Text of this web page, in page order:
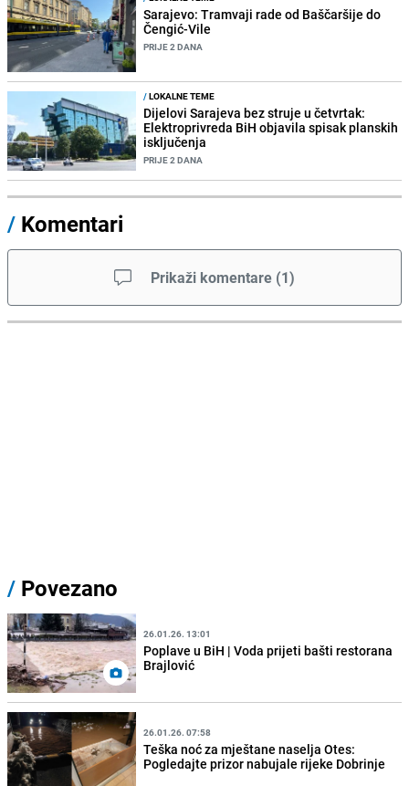
Sarajevo: Tramvaji rade od Baščaršije do
Čengić-Vile
PRIJE 2 DANA
/LOKALNE TEME
Dijelovi Sarajeva bez struje u četvrtak:
Elektroprivreda BiH objavila spisak planskih
isključenja
PRIJE 2 DANA
/ Komentari
Prikaži komentare (1)
/ Povezano
26.01.26. 13:01
Poplave u BiH | Voda prijeti bašti restorana
Brajlović
26.01.26. 07:58
Teška noć za mještane naselja Otes:
Pogledajte prizor nabujale rijeke Dobrinje